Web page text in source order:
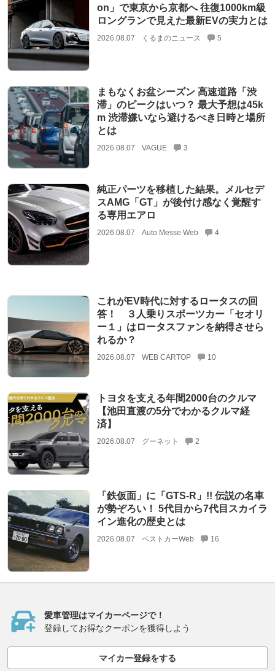
on」で東京から京都へ 往復1000km級
ロングランで見えた最新EVの実力とは
2026.08.07 くるまのニュース 5
まもなくお盆シーズン 高速道路「渋
滞」のピークはいつ？ 最大予想は45k
m 渋滞嫌いなら避けるべき日時と場所
とは
2026.08.07 VAGUE 3
純正パーツを移植した結果。メルセデ
スAMG「GT」が後付け感なく覚醒す
る専用エアロ
2026.08.07 Auto Messe Web 4
これがEV時代に対するロータスの回
答！ ３人乗りスポーツカー「セオリ
ー１」はロータスファンを納得させら
れるか？
2026.08.07 WEB CARTOP 10
トヨタを支える年間2000台のクルマ
【池田直渡の5分でわかるクルマ経
済】
2026.08.07 グーネット 2
「鉄仮面」に「GTS-R」!! 伝説の名車
が勢ぞろい！ 5代目から7代目スカイラ
イン進化の歴史とは
2026.08.07 ベストカーWeb 16
愛車管理はマイカーページで！
登録してお得なクーポンを獲得しよう
マイカー登録をする